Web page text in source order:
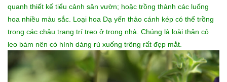
quanh thiết kế tiểu cảnh sân vườn; hoặc trồng thành các luống
hoa nhiều màu sắc. Loại hoa Dạ yến thảo cánh kép có thể trồng
trong các chậu trang trí treo ở trong nhà. Chúng là loài thân cỏ
leo bám nên có hình dáng rủ xuống trông rất đẹp mắt.